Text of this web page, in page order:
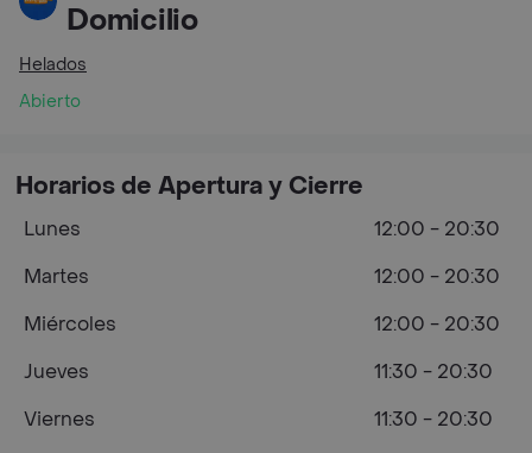
Domicilio
Helados
Abierto
Horarios de Apertura y Cierre
Lunes
12:00 - 20:30
Martes
12:00 - 20:30
Miércoles
12:00 - 20:30
Jueves
11:30 - 20:30
Viernes
11:30 - 20:30